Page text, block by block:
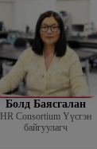
Болд Баясгалан
HR Consortium Үүсгэн
байгуулагч